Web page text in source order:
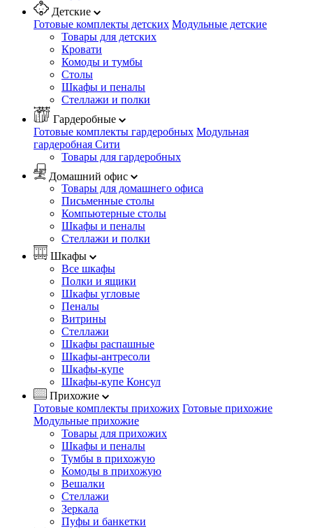
Детские
Готовые комплекты детских Модульные детские
Товары для детских
Кровати
Комоды и тумбы
Столы
Шкафы и пеналы
Стеллажи и полки
Гардеробные
Готовые комплекты гардеробных Модульная
гардеробная Сити
Товары для гардеробных
Домашний офис
Товары для домашнего офиса
Письменные столы
Компьютерные столы
Шкафы и пеналы
Стеллажи и полки
Шкафы
Все шкафы
Полки и ящики
Шкафы угловые
Пеналы
Витрины
Стеллажи
Шкафы распашные
Шкафы-антресоли
Шкафы-купе
Шкафы-купе Консул
Прихожие
Готовые комплекты прихожих Готовые прихожие
Модульные прихожие
Товары для прихожих
Шкафы и пеналы
Тумбы в прихожую
Комоды в прихожую
Вешалки
Стеллажи
Зеркала
Пуфы и банкетки